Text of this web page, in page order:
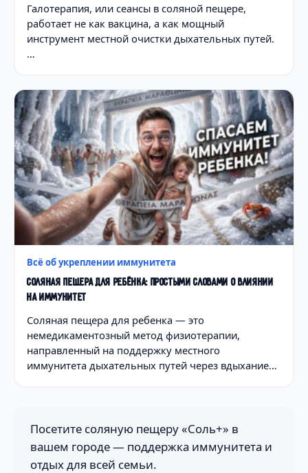
Галотерапия, или сеансы в соляной пещере,
работает не как вакцина, а как мощный
инструмент местной очистки дыхательных путей.
…
Всё об укреплении иммунитета
СОЛЯНАЯ ПЕЩЕРА ДЛЯ РЕБЁНКА: ПРОСТЫМИ СЛОВАМИ О ВЛИЯНИИ
НА ИММУНИТЕТ
Соляная пещера для ребенка — это
немедикаментозный метод физиотерапии,
направленный на поддержку местного
иммунитета дыхательных путей через вдыхание…
Посетите соляную пещеру «Соль+» в
вашем городе — поддержка иммунитета и
отдых для всей семьи.